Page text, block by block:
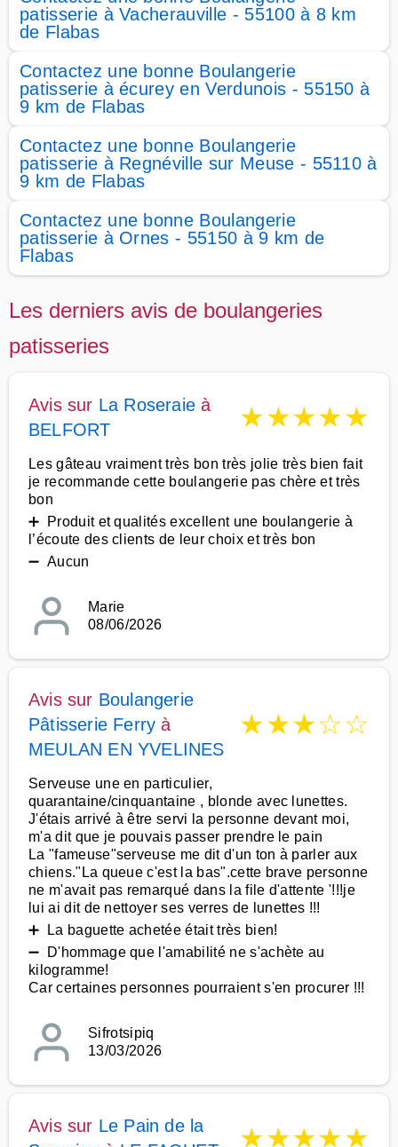
patisserie à Vacherauville - 55100 à 8 km
de Flabas
Contactez une bonne Boulangerie
patisserie à écurey en Verdunois - 55150 à
9 km de Flabas
Contactez une bonne Boulangerie
patisserie à Regnéville sur Meuse - 55110 à
9 km de Flabas
Contactez une bonne Boulangerie
patisserie à Ornes - 55150 à 9 km de
Flabas
Les derniers avis de boulangeries
patisseries
Avis sur La Roseraie à
BELFORT
★★★★★
Les gâteau vraiment très bon très jolie très bien fait
je recommande cette boulangerie pas chère et très
bon
➕ Produit et qualités excellent une boulangerie à
l’écoute des clients de leur choix et très bon
➖ Aucun
Marie
08/06/2026
Avis sur Boulangerie
Pâtisserie Ferry à
MEULAN EN YVELINES
★★★☆☆
Serveuse une en particulier,
quarantaine/cinquantaine , blonde avec lunettes.
J'étais arrivé à être servi la personne devant moi,
m'a dit que je pouvais passer prendre le pain
La "fameuse"serveuse me dit d'un ton à parler aux
chiens."La queue c'est la bas".cette brave personne
ne m'avait pas remarqué dans la file d'attente '!!!je
lui ai dit de nettoyer ses verres de lunettes !!!
➕ La baguette achetée était très bien!
➖ D'hommage que l'amabilité ne s'achète au
kilogramme!
Car certaines personnes pourraient s'en procurer !!!
Sifrotsipiq
13/03/2026
Avis sur Le Pain de la
★★★★★